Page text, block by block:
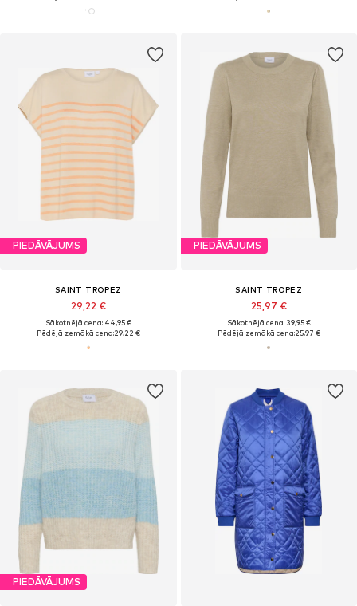
PIEDĀVĀJUMS
SAINT TROPEZ
29,22 €
Sākotnējā cena: 44,95 €
Pēdējā zemākā cena:29,22 €
PIEDĀVĀJUMS
SAINT TROPEZ
25,97 €
Sākotnējā cena: 39,95 €
Pēdējā zemākā cena:25,97 €
PIEDĀVĀJUMS